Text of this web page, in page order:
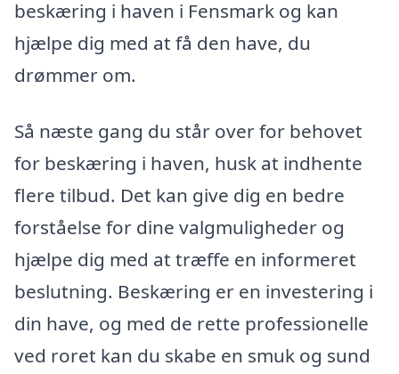
beskæring i haven i Fensmark og kan
hjælpe dig med at få den have, du
drømmer om.
Så næste gang du står over for behovet
for beskæring i haven, husk at indhente
flere tilbud. Det kan give dig en bedre
forståelse for dine valgmuligheder og
hjælpe dig med at træffe en informeret
beslutning. Beskæring er en investering i
din have, og med de rette professionelle
ved roret kan du skabe en smuk og sund